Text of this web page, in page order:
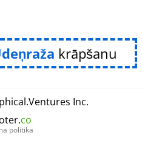
krāpšanu
.Ventures Inc.
co
politika